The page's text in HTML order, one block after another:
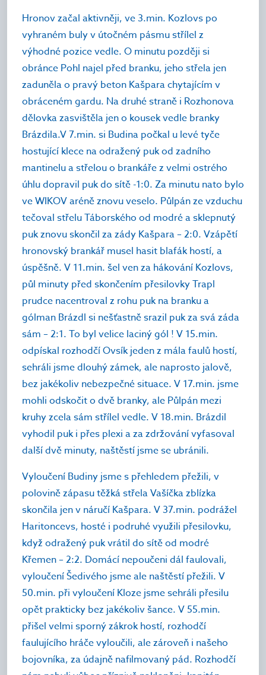
Hronov začal aktivněji, ve 3.min. Kozlovs po
vyhraném buly v útočném pásmu střílel z
výhodné pozice vedle. O minutu později si
obránce Pohl najel před branku, jeho střela jen
zaduněla o pravý beton Kašpara chytajícím v
obráceném gardu. Na druhé straně i Rozhonova
dělovka zasvištěla jen o kousek vedle branky
Brázdila.V 7.min. si Budina počkal u levé tyče
hostující klece na odražený puk od zadního
mantinelu a střelou o brankáře z velmi ostrého
úhlu dopravil puk do sítě -1:0. Za minutu nato bylo
ve WIKOV aréně znovu veselo. Půlpán ze vzduchu
tečoval střelu Táborského od modré a sklepnutý
puk znovu skončil za zády Kašpara – 2:0. Vzápětí
hronovský brankář musel hasit blafák hostí, a
úspěšně. V 11.min. šel ven za hákování Kozlovs,
půl minuty před skončením přesilovky Trapl
prudce nacentroval z rohu puk na branku a
gólman Brázdl si nešťastně srazil puk za svá záda
sám – 2:1. To byl velice laciný gól ! V 15.min.
odpískal rozhodčí Ovsík jeden z mála faulů hostí,
sehráli jsme dlouhý zámek, ale naprosto jalově,
bez jakékoliv nebezpečné situace. V 17.min. jsme
mohli odskočit o dvě branky, ale Půlpán mezi
kruhy zcela sám střílel vedle. V 18.min. Brázdil
vyhodil puk i přes plexi a za zdržování vyfasoval
další dvě minuty, naštěstí jsme se ubránili.
Vyloučení Budiny jsme s přehledem přežili, v
polovině zápasu těžká střela Vašíčka zblízka
skončila jen v náručí Kašpara. V 37.min. podrážel
Haritoncevs, hosté i podruhé využili přesilovku,
když odražený puk vrátil do sítě od modré
Křemen – 2:2. Domácí nepoučeni dál faulovali,
vyloučení Šedivého jsme ale naštěstí přežili. V
50.min. při vyloučení Kloze jsme sehráli přesilu
opět prakticky bez jakékoliv šance. V 55.min.
přišel velmi sporný zákrok hostí, rozhodčí
faulujícího hráče vyloučili, ale zároveň i našeho
bojovníka, za údajně nafilmovaný pád. Rozhodčí